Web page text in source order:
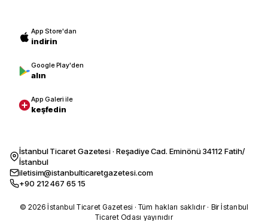
App Store'dan
indirin
Google Play'den
alın
App Galeri ile
keşfedin
İstanbul Ticaret Gazetesi · Reşadiye Cad. Eminönü 34112 Fatih/
İstanbul
iletisim@istanbulticaretgazetesi.com
+90 212 467 65 15
© 2026 İstanbul Ticaret Gazetesi · Tüm hakları saklıdır · Bir İstanbul
Ticaret Odası yayınıdır